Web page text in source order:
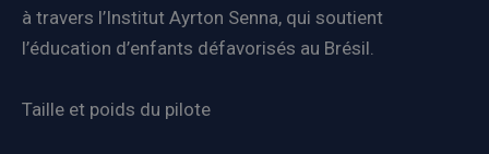
à travers l’Institut Ayrton Senna, qui soutient
l’éducation d’enfants défavorisés au Brésil.
Taille et poids du pilote